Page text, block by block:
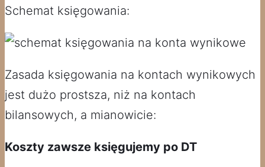
Schemat księgowania:
Zasada księgowania na kontach wynikowych
jest dużo prostsza, niż na kontach
bilansowych, a mianowicie:
Koszty zawsze księgujemy po DT